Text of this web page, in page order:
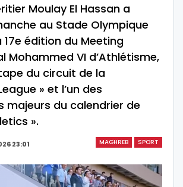
Moulay El Hassan a
au Stade Olympique
17e édition du Meeting
Mohammed VI d’Athlétisme,
du circuit de la
» et l’un des
majeurs du calendrier de
».
MAGHREB SPORT
23:01